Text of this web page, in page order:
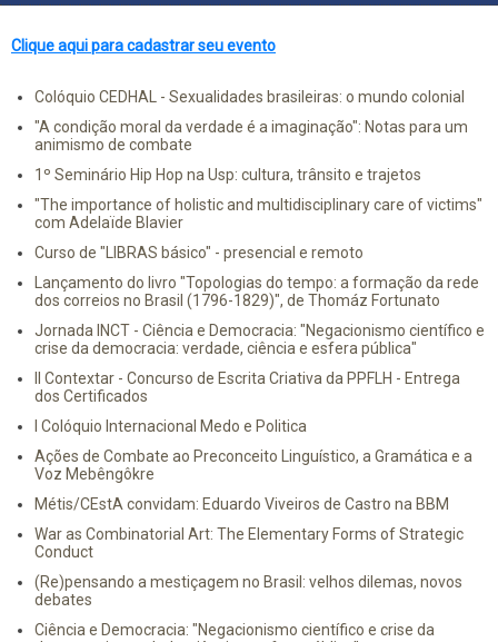
Clique aqui para cadastrar seu evento
Colóquio CEDHAL - Sexualidades brasileiras: o mundo colonial
"A condição moral da verdade é a imaginação": Notas para um
animismo de combate
1º Seminário Hip Hop na Usp: cultura, trânsito e trajetos
"The importance of holistic and multidisciplinary care of victims"
com Adelaïde Blavier
Curso de "LIBRAS básico" - presencial e remoto
Lançamento do livro "Topologias do tempo: a formação da rede
dos correios no Brasil (1796-1829)", de Thomáz Fortunato
Jornada INCT - Ciência e Democracia: "Negacionismo científico e
crise da democracia: verdade, ciência e esfera pública"
II Contextar - Concurso de Escrita Criativa da PPFLH - Entrega
dos Certificados
I Colóquio Internacional Medo e Politica
Ações de Combate ao Preconceito Linguístico, a Gramática e a
Voz Mebêngôkre
Métis/CEstA convidam: Eduardo Viveiros de Castro na BBM
War as Combinatorial Art: The Elementary Forms of Strategic
Conduct
(Re)pensando a mestiçagem no Brasil: velhos dilemas, novos
debates
Ciência e Democracia: "Negacionismo científico e crise da